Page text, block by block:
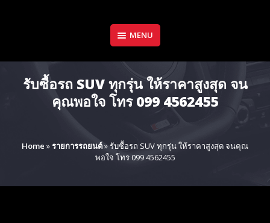
MENU
รับซื้อรถ SUV ทุกรุ่น ให้ราคาสูงสุด จน
คุณพอใจ โทร 099 4562455
Home »รายการรถยนต์»รับซื้อรถ SUV ทุกรุ่น ให้ราคาสูงสุด จนคุณ
พอใจ โทร 099 4562455